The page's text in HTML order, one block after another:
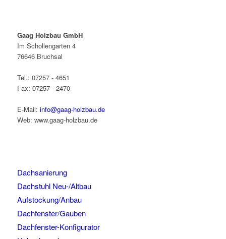
Gaag Holzbau GmbH
Im Schollengarten 4
76646 Bruchsal
Tel.: 07257 - 4651
Fax: 07257 - 2470
E-Mail: info@gaag-holzbau.de
Web: www.gaag-holzbau.de
Dachsanierung
Dachstuhl Neu-/Altbau
Aufstockung/Anbau
Dachfenster/Gauben
Dachfenster-Konfigurator